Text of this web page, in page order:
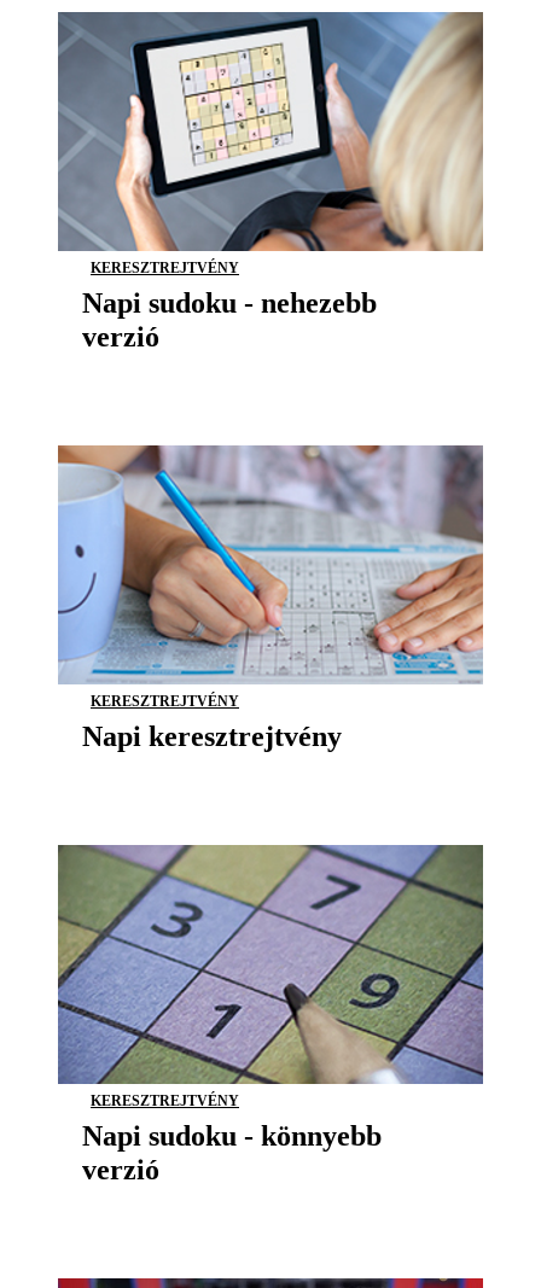
KERESZTREJTVÉNY
Napi sudoku - nehezebb
verzió
KERESZTREJTVÉNY
Napi keresztrejtvény
KERESZTREJTVÉNY
Napi sudoku - könnyebb
verzió